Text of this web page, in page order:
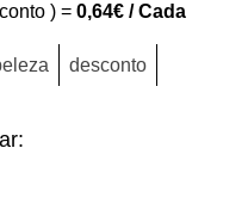
) =0,64€ / Cada
desconto